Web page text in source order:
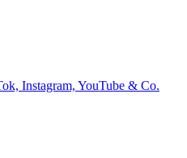
Instagram, YouTube & Co.